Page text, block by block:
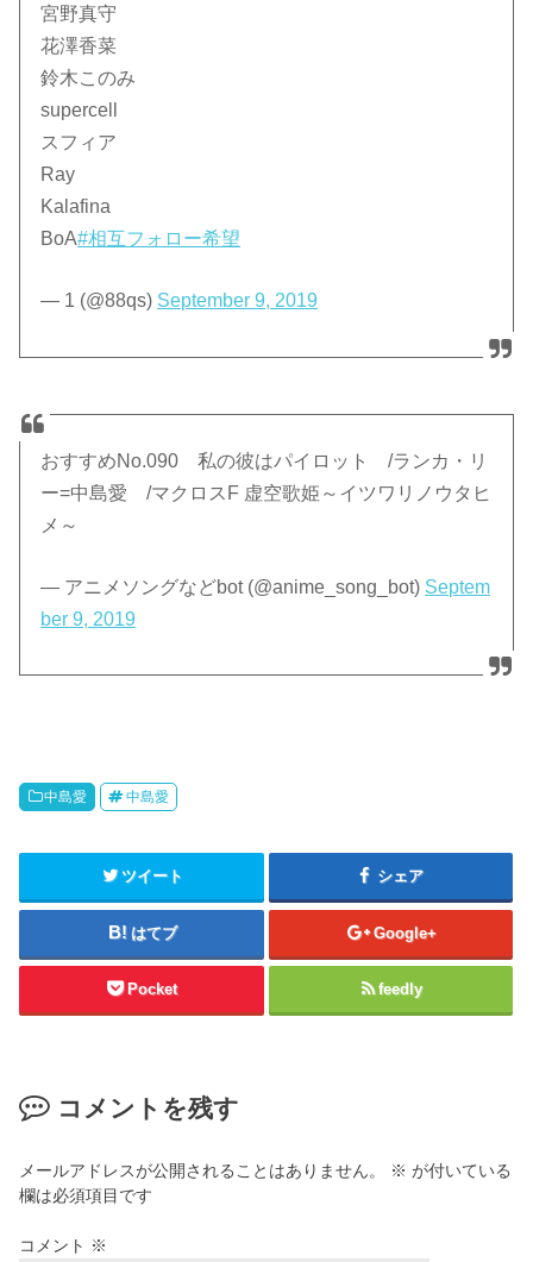
宮野真守
花澤香菜
鈴木このみ
supercell
スフィア
Ray
Kalafina
BoA#相互フォロー希望
— 1 (@88qs) September 9, 2019
おすすめNo.090 私の彼はパイロット /ランカ・リ
ー=中島愛 /マクロスF 虚空歌姫～イツワリノウタヒ
メ～
— アニメソングなどbot (@anime_song_bot) Septem
ber 9, 2019
中島愛 中島愛
ツイート シェア
はてブ Google+
Pocket feedly
コメントを残す
メールアドレスが公開されることはありません。 ※ が付いている
欄は必須項目です
コメント ※